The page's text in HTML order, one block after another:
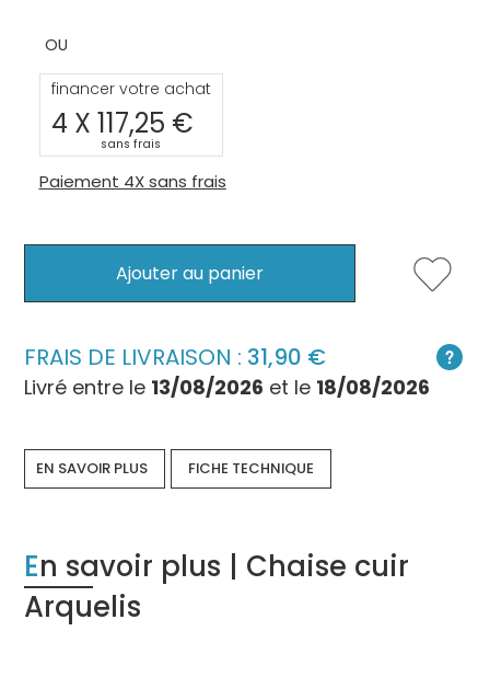
financer votre achat
4 X 117,25
sans frais
Paiement 4X sans frais
Ajouter au panier
FRAIS DE LIVRAISON : 31,90
Livré entre le 13/08/2026 et le 18/08/2026
EN SAVOIR PLUS FICHE TECHNIQUE
En savoir plus | Chaise cuir
Arquelis